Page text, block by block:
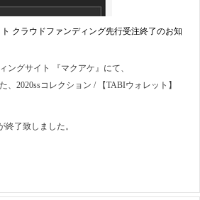
ト クラウドファンディング先行受注終了のお知
ングサイト 『マクアケ』にて、
、2020ssコレクション / 【TABIウォレット】
終了致しました。